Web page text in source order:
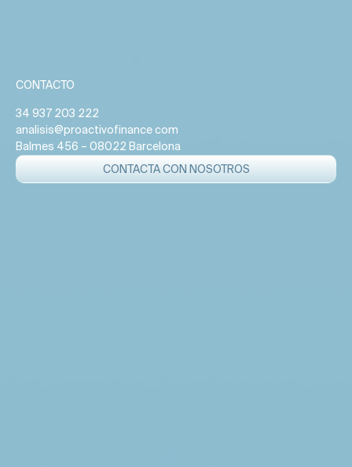
CONTACTO
34 937 203 222
analisis@proactivofinance com
Balmes 456 – 08022 Barcelona
CONTACTA CON NOSOTROS